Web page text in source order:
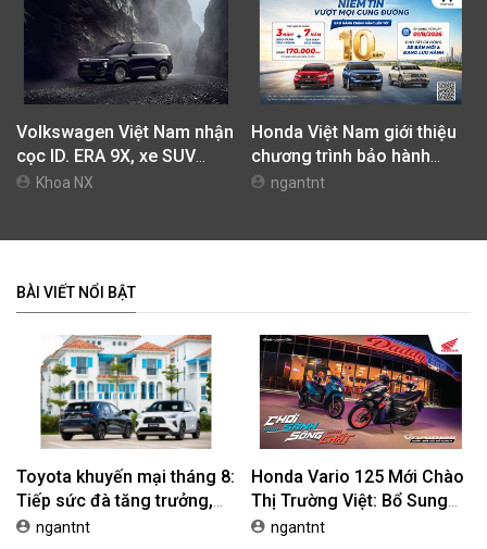
Volkswagen Việt Nam nhận
cọc ID. ERA 9X, xe SUV
EREV dự kiến giá dưới 3 tỷ
Khoa NX
Honda Việt Nam giới thiệu
chương trình bảo hành
chính hãng lên tới 10 năm
ngantnt
BÀI VIẾT NỔI BẬT
Toyota khuyến mại tháng 8:
Tiếp sức đà tăng trưởng,
tối ưu chi phí mua xe
ngantnt
Honda Vario 125 Mới Chào
Thị Trường Việt: Bổ Sung
Phiên Bản Street, Giá Từ
ngantnt